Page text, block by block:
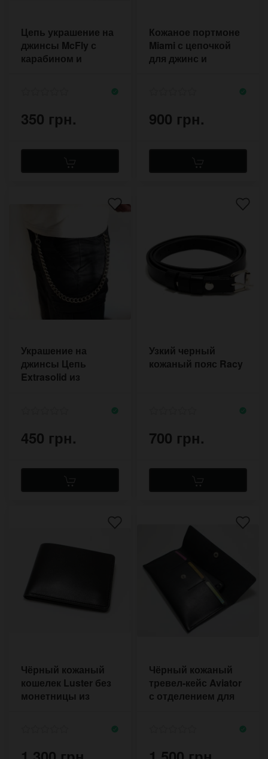
Цепь украшение на
джинсы McFly с
карабином и
350 грн.
Кожаное портмоне
Miami с цепочкой
для джинс и
900 грн.
Украшение на
джинсы Цепь
Extrasolid из
450 грн.
Узкий черный
кожаный пояс Racy
700 грн.
Чёрный кожаный
кошелек Luster без
монетницы из
Чёрный кожаный
тревел-кейс Aviator
с отделением для